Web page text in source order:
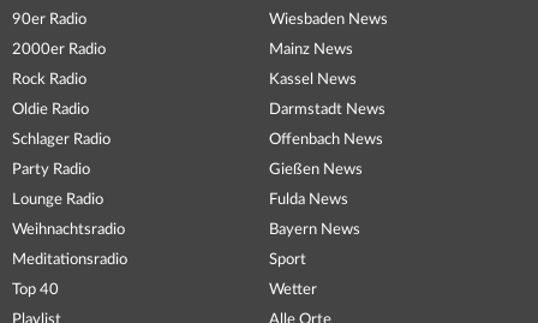
90er Radio
2000er Radio
Rock Radio
Oldie Radio
Schlager Radio
Party Radio
Lounge Radio
Weihnachtsradio
Meditationsradio
Top 40
Wiesbaden News
Mainz News
Kassel News
Darmstadt News
Offenbach News
Gießen News
Fulda News
Bayern News
Sport
Wetter